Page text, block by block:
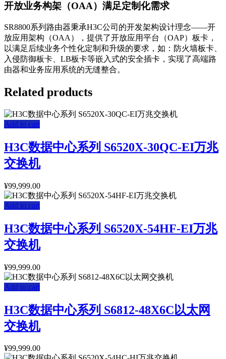
开放业务构架（OAA）满足定制化需求
SR8800系列路由器秉承H3C公司的开发架构设计理念——开
放应用架构（OAA），提供了开放应用平台（OAP）板卡，
以满足后续业务个性化定制和升级的要求，如：防火墙板卡、
入侵防御板卡、LB板卡等嵌入式的安全插卡，实现了高端路
由器和业务应用系统的无缝整合。
Related products
Add to cart
H3C数据中心系列 S6520X-30QC-EI万兆
交换机
¥99,999.00
Add to cart
H3C数据中心系列 S6520X-54HF-EI万兆
交换机
¥99,999.00
Add to cart
H3C数据中心系列 S6812-48X6C以太网
交换机
¥99,999.00